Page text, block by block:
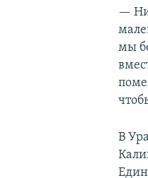
—
мы
В